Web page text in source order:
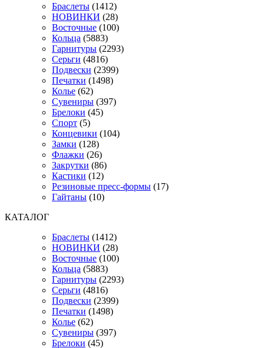
Браслеты (1412)
НОВИНКИ (28)
Восточные (100)
Кольца (5883)
Гарнитуры (2293)
Серьги (4816)
Подвески (2399)
Печатки (1498)
Колье (62)
Сувениры (397)
Брелоки (45)
Спорт (5)
Концевики (104)
Замки (128)
Флажки (26)
Закрутки (86)
Кастики (12)
Резиновые пресс-формы (17)
Гайтаны (10)
КАТАЛОГ
Браслеты (1412)
НОВИНКИ (28)
Восточные (100)
Кольца (5883)
Гарнитуры (2293)
Серьги (4816)
Подвески (2399)
Печатки (1498)
Колье (62)
Сувениры (397)
Брелоки (45)